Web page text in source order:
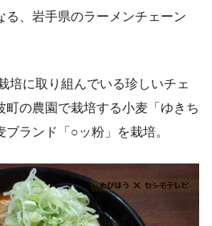
る、岩手県のラーメンチェーン
培に取り組んでいる珍しいチェ
町の農園で栽培する小麦「ゆきち
ランド「○ッ粉」を栽培。